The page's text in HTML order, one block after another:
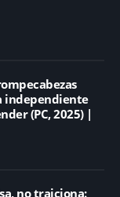
independiente
(PC, 2025) |
no traiciona: